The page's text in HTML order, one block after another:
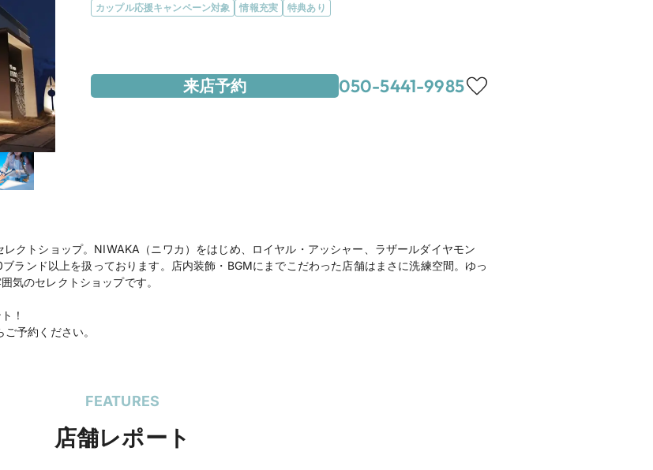
カップル応援キャンペーン対象 情報充実 特典あり
アクセス
松本ICより車で10分
定休日：毎週水曜日（12月は営業）、12/31、1/1
電話番号
来店予約 050-5441-9985
クトショップ。NIWAKA（ニワカ）をはじめ、ロイヤル・アッシャー、ラザールダイヤモン
ランド以上を扱っております。店内装飾・BGMにまでこだわった店舗はまさに洗練空間。ゆっ
気のセレクトショップです。
！
予約ください。
FEATURES
店舗レポート